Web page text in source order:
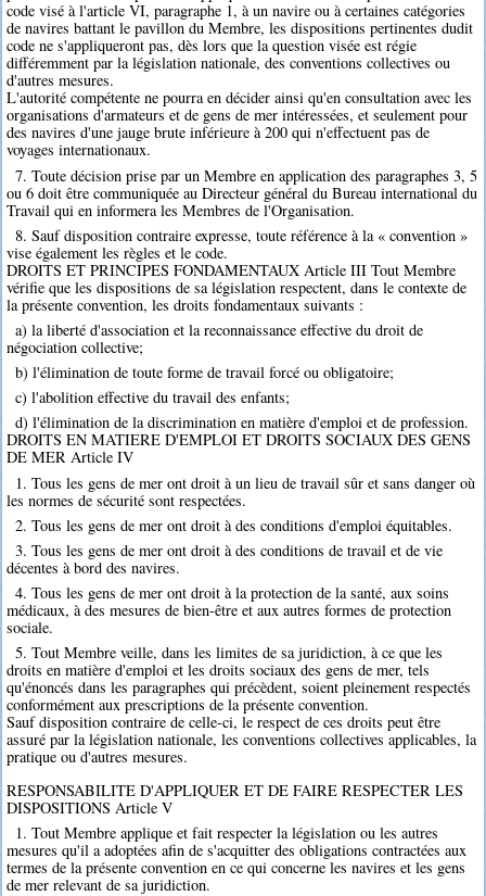
code visé à l'article VI, paragraphe 1, à un navire ou à certaines catégories
de navires battant le pavillon du Membre, les dispositions pertinentes dudit
code ne s'appliqueront pas, dès lors que la question visée est régie
différemment par la législation nationale, des conventions collectives ou
d'autres mesures.
L'autorité compétente ne pourra en décider ainsi qu'en consultation avec les
organisations d'armateurs et de gens de mer intéressées, et seulement pour
des navires d'une jauge brute inférieure à 200 qui n'effectuent pas de
voyages internationaux.
7. Toute décision prise par un Membre en application des paragraphes 3, 5
ou 6 doit être communiquée au Directeur général du Bureau international du
Travail qui en informera les Membres de l'Organisation.
8. Sauf disposition contraire expresse, toute référence à la « convention »
vise également les règles et le code.
DROITS ET PRINCIPES FONDAMENTAUX Article III Tout Membre
vérifie que les dispositions de sa législation respectent, dans le contexte de
la présente convention, les droits fondamentaux suivants :
a) la liberté d'association et la reconnaissance effective du droit de
négociation collective;
b) l'élimination de toute forme de travail forcé ou obligatoire;
c) l'abolition effective du travail des enfants;
d) l'élimination de la discrimination en matière d'emploi et de profession.
DROITS EN MATIERE D'EMPLOI ET DROITS SOCIAUX DES GENS
DE MER Article IV
1. Tous les gens de mer ont droit à un lieu de travail sûr et sans danger où
les normes de sécurité sont respectées.
2. Tous les gens de mer ont droit à des conditions d'emploi équitables.
3. Tous les gens de mer ont droit à des conditions de travail et de vie
décentes à bord des navires.
4. Tous les gens de mer ont droit à la protection de la santé, aux soins
médicaux, à des mesures de bien-être et aux autres formes de protection
sociale.
5. Tout Membre veille, dans les limites de sa juridiction, à ce que les
droits en matière d'emploi et les droits sociaux des gens de mer, tels
qu'énoncés dans les paragraphes qui précèdent, soient pleinement respectés
conformément aux prescriptions de la présente convention.
Sauf disposition contraire de celle-ci, le respect de ces droits peut être
assuré par la législation nationale, les conventions collectives applicables, la
pratique ou d'autres mesures.
RESPONSABILITE D'APPLIQUER ET DE FAIRE RESPECTER LES
DISPOSITIONS Article V
1. Tout Membre applique et fait respecter la législation ou les autres
mesures qu'il a adoptées afin de s'acquitter des obligations contractées aux
termes de la présente convention en ce qui concerne les navires et les gens
de mer relevant de sa juridiction.